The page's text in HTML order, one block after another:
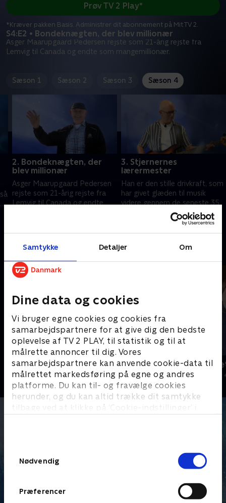
Samtykke Detaljer Om
Dine data og cookies
Vi bruger egne cookies og cookies fra
samarbejdspartnere for at give dig den bedste
oplevelse af TV 2 PLAY, til statistik og til at
målrette annoncer til dig. Vores
samarbejdspartnere kan anvende cookie-data til
målrettet markedsføring på egne og andres
platforme. Du kan til- og fravælge cookies
herunder, og du kan altid trække dit samtykke
tilbage ved at klikke på ’Cookie-indstillinger’ i
Nødvendig
Præferencer
S4:E2 • Bondeknægten, der blev millionær
Asger Maarupgaard Pedersen rejste som 21-årig rejste fra
Lemvig til Canada og endte som mangemillionær.
Prøv TV 2 Play*
*Kræver pakken Basis. Administrer dit abonnement på Mit TV 2.
Sæson 1 Sæson 2 Sæson 3 Sæson 4
2. Bondeknægten, der
blev millionær
Asger Maarupgaard Pedersen
rejste som 21-årig rejste fra
Lemvig til Canada og endte
3. Stjernernes
lærermester
Han er den stille drivkraft, som
har givet glæden til musik
videre gennem de seneste 35
år på Skive Musikskole. Mød
Lars Folmer, der har været
lærer for nogle af Danmarks
21. september 2025 • 12 min
Andre så også
Julelys for millioner
2022 • Livsstil • 46 min
Jul på
2020 • Livsstil •